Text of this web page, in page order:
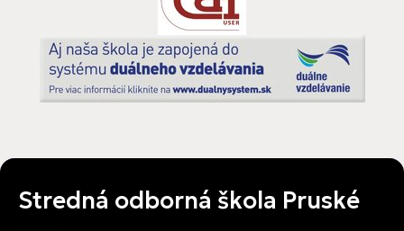
Stredná odborná škola Pruské